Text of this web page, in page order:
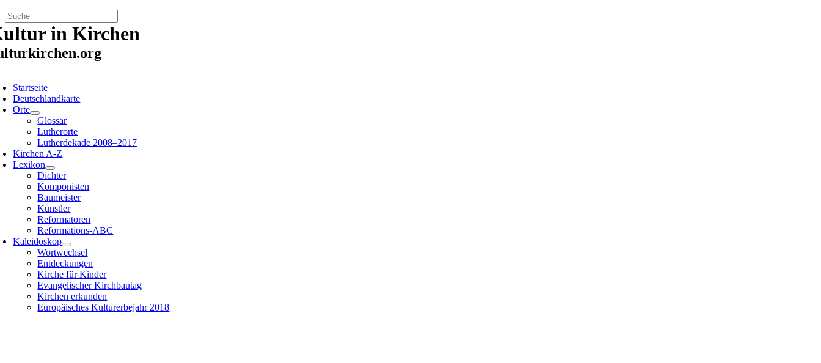
Zum
Inhalt
springen
in Kirchen
Startseite
Deutschlandkarte
Orte
Glossar
Lutherorte
Lutherdekade 2008–2017
Kirchen A-Z
Lexikon
Dichter
Komponisten
Baumeister
Künstler
Reformatoren
Reformations-ABC
Kaleidoskop
Wortwechsel
Entdeckungen
Kirche für Kinder
Evangelischer Kirchbautag
Kirchen erkunden
Europäisches Kulturerbejahr 2018